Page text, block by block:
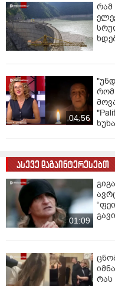
რამ
04:56
რომ
ასევე დაგაინტერესებთ
01:09
რას